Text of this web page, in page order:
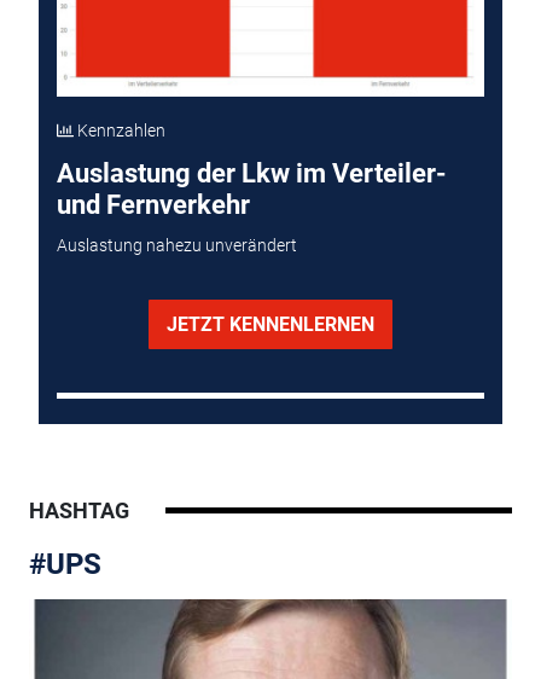
Kennzahlen
Auslastung der Lkw im Verteiler-
und Fernverkehr
Auslastung nahezu unverändert
JETZT KENNENLERNEN
HASHTAG
#UPS